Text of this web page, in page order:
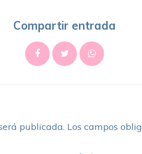
Compartir entrada
publicada. Los campos